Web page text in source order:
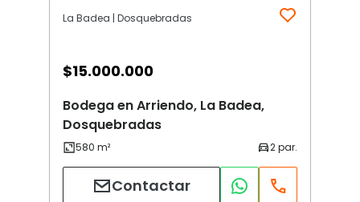
La Badea | Dosquebradas
$15.000.000
Bodega en Arriendo, La Badea,
Dosquebradas
Contactar